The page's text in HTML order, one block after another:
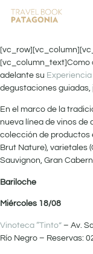
[vc_column_text]Como
adelante su
degustaciones guiadas,
En el marco de la
nueva línea de vinos de
colección de productos
Brut Nature), varietales
Sauvignon, Gran
Bariloche
Miércoles 18/08
Vinoteca “Tinto” – Av.
Río Negro – Reservas: